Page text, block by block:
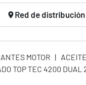
Red de distribución
MOTOR |
TOP TEC 4200 DUAL